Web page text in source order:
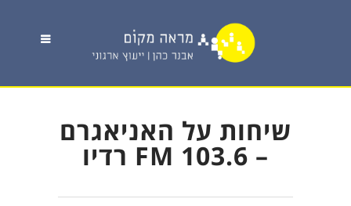
שיחות על האניאגרם
– FM 103.6 רדיו